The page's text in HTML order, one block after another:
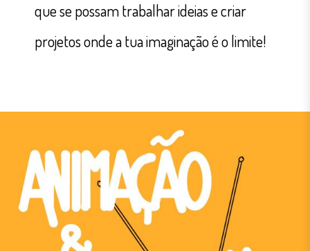
que se possam trabalhar ideias e criar
projetos onde a tua imaginação é o limite!